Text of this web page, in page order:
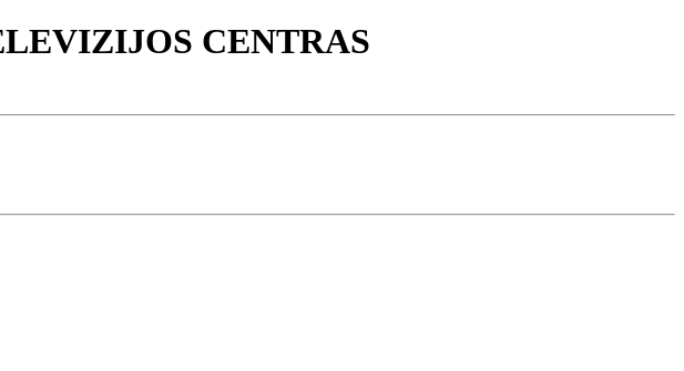
CENTRAS